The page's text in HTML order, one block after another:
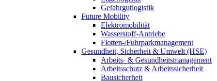
Gefahrgutlogistik
Future Mobility
Elektromobilität
Wasserstoff-Antriebe
Flotten-/Fuhrparkmanagement
Gesundheit, Sicherheit & Umwelt (HSE)
Arbeits- & Gesundheitsmanagement
Arbeitsschutz & Arbeitssicherheit
Bausicherheit